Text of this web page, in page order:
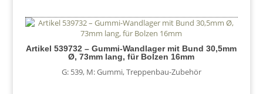
Artikel 539732 – Gummi-Wandlager mit Bund 30,5mm
Ø, 73mm lang, für Bolzen 16mm
G: 539, M: Gummi,Treppenbau-Zubehör